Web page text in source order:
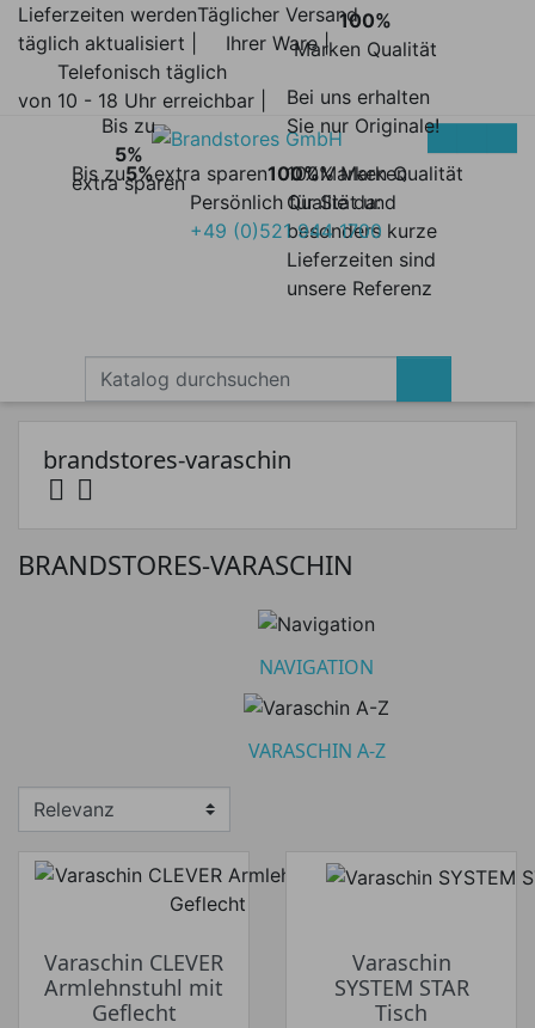
Lieferzeiten werden
täglich aktualisiert |
Täglicher Versand
Ihrer Ware |
Telefonisch täglich
von 10 - 18 Uhr erreichbar |
Bis zu5%extra sparen
Bis zu
5%
extra sparen
100%Marken Qualität
100%
Marken Qualität
Bei uns erhalten
Sie nur Originale!
100% Marken
Qualität und
besonders kurze
Lieferzeiten sind
unsere Referenz
Persönlich für Sie da:
+49 (0)521 944 1700
Untermenü umschalten
€ €
Hersteller
brandstores-varaschin
 
BRANDSTORES-VARASCHIN
NAVIGATION
VARASCHIN A-Z
Varaschin CLEVER
Armlehnstuhl mit
Geflecht
Varaschin
SYSTEM STAR
Tisch